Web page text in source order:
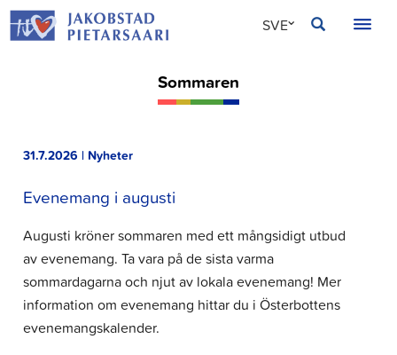
Hoppa
till
SVE
Sommaren
31.7.2026 | Nyheter
Evenemang i augusti
Augusti kröner sommaren med ett mångsidigt utbud
av evenemang. Ta vara på de sista varma
sommardagarna och njut av lokala evenemang! Mer
information om evenemang hittar du i Österbottens
evenemangskalender.